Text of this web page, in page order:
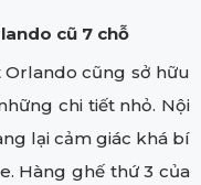
cũ 7 chỗ
Orlando cũng sở hữu
chi tiết nhỏ. Nội
lại cảm giác khá bí
Hàng ghế thứ 3 của